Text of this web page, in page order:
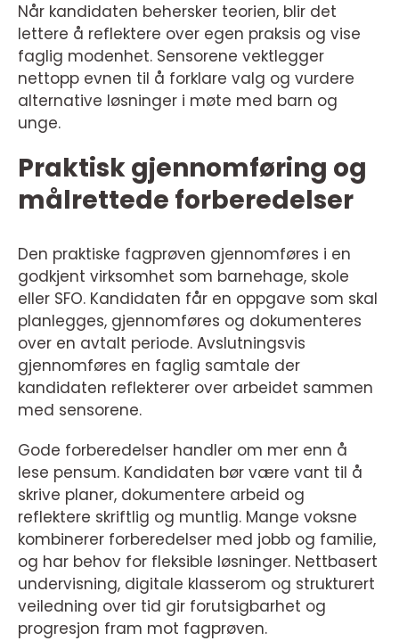
Når kandidaten behersker teorien, blir det
lettere å reflektere over egen praksis og vise
faglig modenhet. Sensorene vektlegger
nettopp evnen til å forklare valg og vurdere
alternative løsninger i møte med barn og
unge.
Praktisk gjennomføring og
målrettede forberedelser
Den praktiske fagprøven gjennomføres i en
godkjent virksomhet som barnehage, skole
eller SFO. Kandidaten får en oppgave som skal
planlegges, gjennomføres og dokumenteres
over en avtalt periode. Avslutningsvis
gjennomføres en faglig samtale der
kandidaten reflekterer over arbeidet sammen
med sensorene.
Gode forberedelser handler om mer enn å
lese pensum. Kandidaten bør være vant til å
skrive planer, dokumentere arbeid og
reflektere skriftlig og muntlig. Mange voksne
kombinerer forberedelser med jobb og familie,
og har behov for fleksible løsninger. Nettbasert
undervisning, digitale klasserom og strukturert
veiledning over tid gir forutsigbarhet og
progresjon fram mot fagprøven.